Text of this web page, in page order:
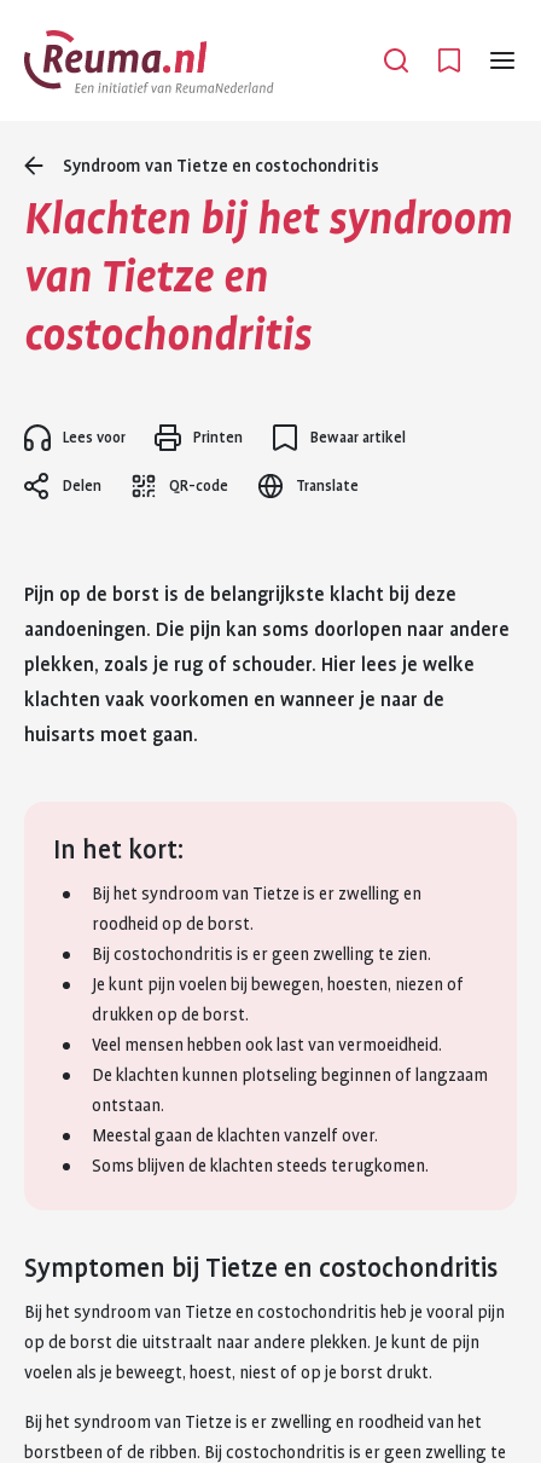
Spring
naar
hoofdinhoud
Spring
naar
footer
Open
Menu
Syndroom van Tietze en costochondritis
Klachten bij het syndroom
van Tietze en
costochondritis
Lees voor Printen Bewaar artikel
Delen QR-code Translate
Pijn op de borst is de belangrijkste klacht bij deze
aandoeningen. Die pijn kan soms doorlopen naar andere
plekken, zoals je rug of schouder. Hier lees je welke
klachten vaak voorkomen en wanneer je naar de
huisarts moet gaan.
In het kort:
Bij het syndroom van Tietze is er zwelling en
roodheid op de borst.
Bij costochondritis is er geen zwelling te zien.
Je kunt pijn voelen bij bewegen, hoesten, niezen of
drukken op de borst.
Veel mensen hebben ook last van vermoeidheid.
De klachten kunnen plotseling beginnen of langzaam
ontstaan.
Meestal gaan de klachten vanzelf over.
Soms blijven de klachten steeds terugkomen.
Symptomen bij Tietze en costochondritis
Bij het syndroom van Tietze en costochondritis heb je vooral pijn
op de borst die uitstraalt naar andere plekken. Je kunt de pijn
voelen als je beweegt, hoest, niest of op je borst drukt.
Bij het syndroom van Tietze is er zwelling en roodheid van het
borstbeen of de ribben. Bij costochondritis is er geen zwelling te